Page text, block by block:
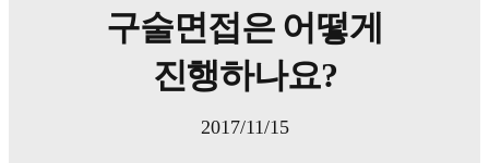
구술면접은 어떻게
진행하나요?
2017/11/15